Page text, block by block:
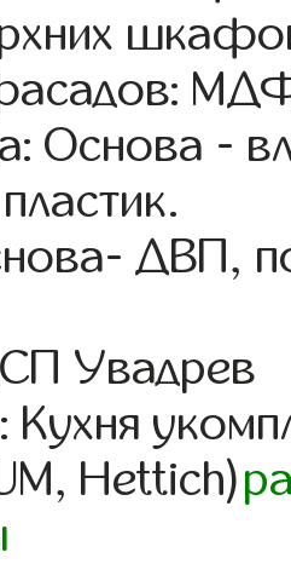
Основа -
ДВП,
Увадрев
Hettich)